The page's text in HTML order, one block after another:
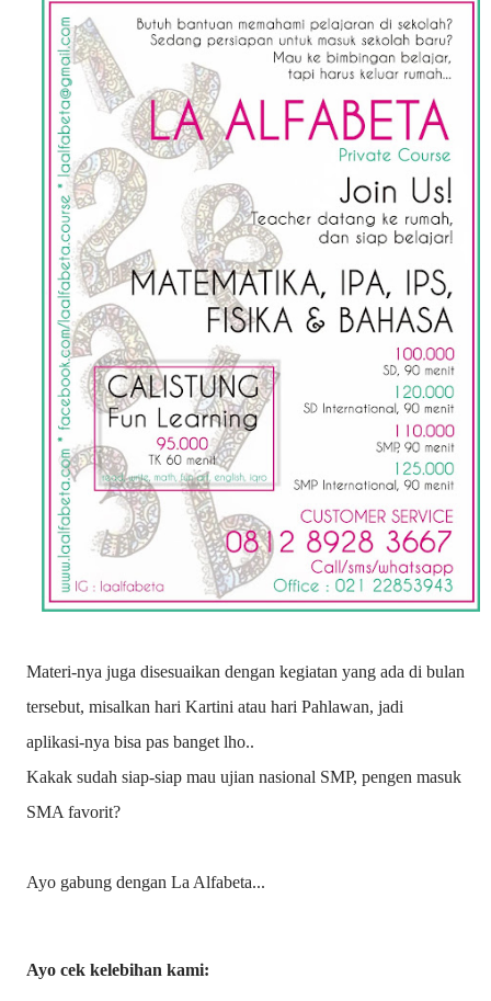
Materi-nya juga disesuaikan dengan kegiatan yang ada di bulan
tersebut, misalkan hari Kartini atau hari Pahlawan, jadi
aplikasi-nya bisa pas banget lho..
Kakak sudah siap-siap mau ujian nasional SMP, pengen masuk
SMA favorit?
Ayo gabung dengan La Alfabeta...
Ayo cek kelebihan kami: